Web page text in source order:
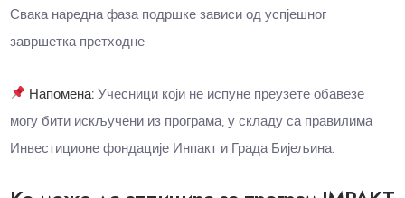
Свака наредна фаза подршке зависи од успјешног
завршетка претходне.
Напомена: Учесници који не испуне преузете обавезе
могу бити искључени из програма, у складу са правилима
Инвестиционе фондације Инпакт и Града Бијељина.